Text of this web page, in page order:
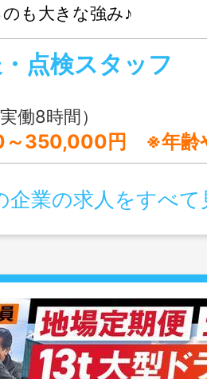
も大きな強み♪
点検スタッフ
働8時間）
円 ※年齢や経験を考
企業の求人をすべて